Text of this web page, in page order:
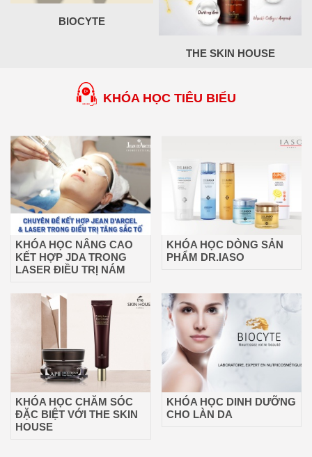
BIOCYTE
THE SKIN HOUSE
KHÓA HỌC TIÊU BIỂU
KHÓA HỌC NÂNG CAO
KẾT HỢP JDA TRONG
LASER ĐIỀU TRỊ NÁM
KHÓA HỌC DÒNG SẢN
PHẨM DR.IASO
KHÓA HỌC CHĂM SÓC
ĐẶC BIỆT VỚI THE SKIN
HOUSE
KHÓA HỌC DINH DƯỠNG
CHO LÀN DA